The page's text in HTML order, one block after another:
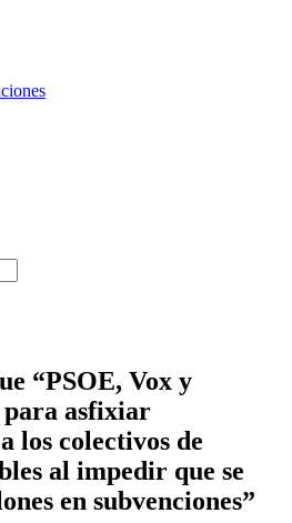
“PSOE, Vox y
para asfixiar
los colectivos de
al impedir que se
en subvenciones”